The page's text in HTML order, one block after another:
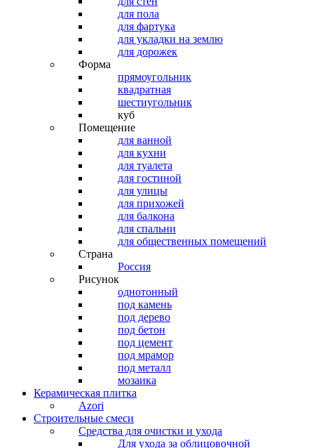
для пола
для фартука
для укладки на землю
для дорожек
Форма
прямоугольник
квадратная
шестиугольник
куб
Помещение
для ванной
для кухни
для туалета
для гостиной
для улицы
для прихожей
для балкона
для спальни
для общественных помещений
Страна
Россия
Рисунок
однотонный
под камень
под дерево
под бетон
под цемент
под мрамор
под металл
мозаика
Керамическая плитка
Azori
Строительные смеси
Средства для очистки и ухода
Для ухода за облицовочной